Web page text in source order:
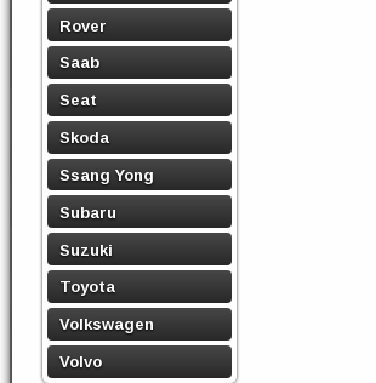
Rover
Saab
Seat
Skoda
Ssang Yong
Subaru
Suzuki
Toyota
Volkswagen
Volvo